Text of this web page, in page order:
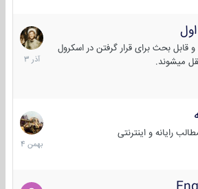
بحث برای قرار گرفتن در اسکرول
میشوند.
7
آذر
1403
رایانه و اینترنتی
30
بهمن
1404